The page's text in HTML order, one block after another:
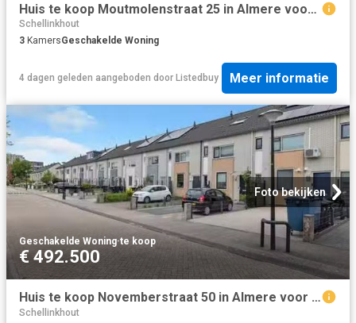
Huis te koop Moutmolenstraat 25 in Almere voor € 350.000
Schellinkhout
3 KamersGeschakelde Woning
4 dagen geleden aangeboden door Listedbuy Meer informatie
Foto bekijken
Geschakelde Woning·te koop
€ 492.500
Huis te koop Novemberstraat 50 in Almere voor € 492.500
Schellinkhout